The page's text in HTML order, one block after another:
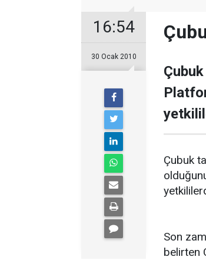
16:54
30 Ocak 2010
Çubuk
Son
belirten